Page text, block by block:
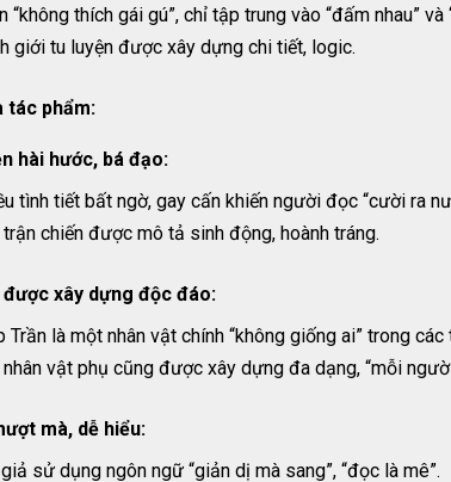
“không thích gái gú”, chỉ tập trung vào “đấm nhau” và
giới tu luyện được xây dựng chi tiết, logic.
tác phẩm:
hài hước, bá đạo:
tình tiết bất ngờ, gay cấn khiến người đọc “cười ra
trận chiến được mô tả sinh động, hoành tráng.
được xây dựng độc đáo:
Trần là một nhân vật chính “không giống ai” trong các
nhân vật phụ cũng được xây dựng đa dạng, “mỗi
mà, dễ hiểu:
sử dụng ngôn ngữ “giản dị mà sang”, “đọc là mê”.